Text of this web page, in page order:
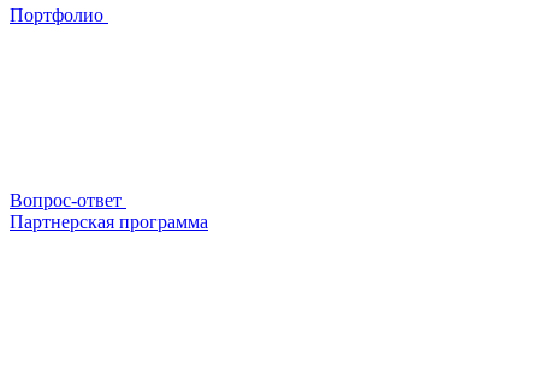
Портфолио
Вопрос-ответ
Партнерская программа